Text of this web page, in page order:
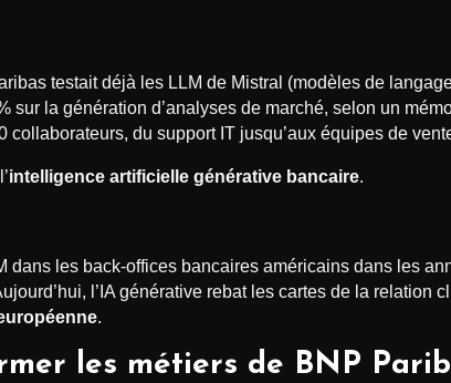
testait déjà les LLM de Mistral (modèles de
la génération d’analyses de marché, selon un
du support IT jusqu’aux équipes de
intelligence artificielle générative bancaire.
dans les back-offices bancaires américains dans les
l’IA générative rebat les cartes de la relation
.
les métiers de BNP